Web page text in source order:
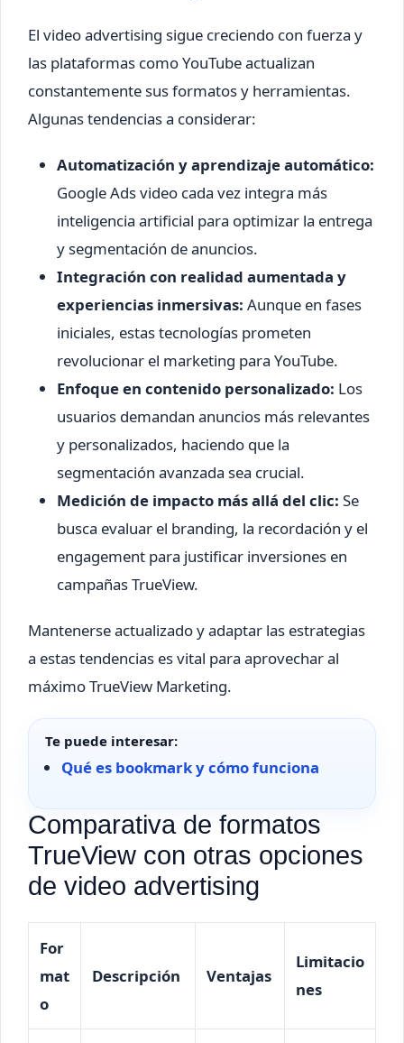
El video advertising sigue creciendo con fuerza y
las plataformas como YouTube actualizan
constantemente sus formatos y herramientas.
Algunas tendencias a considerar:
Automatización y aprendizaje automático:
Google Ads video cada vez integra más
inteligencia artificial para optimizar la entrega
y segmentación de anuncios.
Integración con realidad aumentada y
experiencias inmersivas: Aunque en fases
iniciales, estas tecnologías prometen
revolucionar el marketing para YouTube.
Enfoque en contenido personalizado: Los
usuarios demandan anuncios más relevantes
y personalizados, haciendo que la
segmentación avanzada sea crucial.
Medición de impacto más allá del clic: Se
busca evaluar el branding, la recordación y el
engagement para justificar inversiones en
campañas TrueView.
Mantenerse actualizado y adaptar las estrategias
a estas tendencias es vital para aprovechar al
máximo TrueView Marketing.
Te puede interesar:
Qué es bookmark y cómo funciona
Comparativa de formatos
TrueView con otras opciones
de video advertising
For
mat
o
Descripción Ventajas
Limitacio
nes